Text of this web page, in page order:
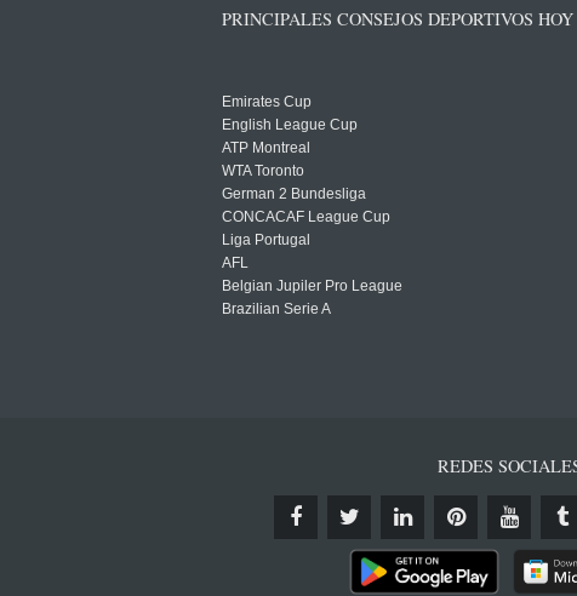
PRINCIPALES CONSEJOS DEPORTIVOS HOY
Emirates Cup
English League Cup
ATP Montreal
WTA Toronto
German 2 Bundesliga
CONCACAF League Cup
Liga Portugal
AFL
Belgian Jupiler Pro League
Brazilian Serie A
REDES